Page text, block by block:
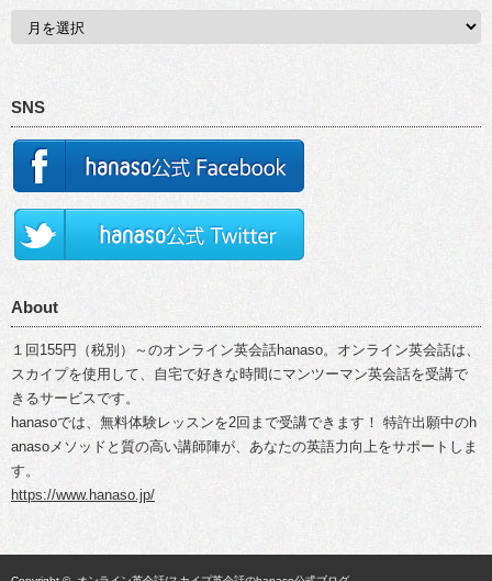
SNS
About
１回155円（税別）～のオンライン英会話hanaso。オンライン英会話は、
スカイプを使用して、自宅で好きな時間にマンツーマン英会話を受講で
きるサービスです。
hanasoでは、無料体験レッスンを2回まで受講できます！ 特許出願中のh
anasoメソッドと質の高い講師陣が、あなたの英語力向上をサポートしま
す。
https://www.hanaso.jp/